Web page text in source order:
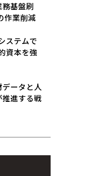
基盤刷
作業削減
ステムで
資本を強
ータと人
進する戦